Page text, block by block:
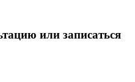
или записаться